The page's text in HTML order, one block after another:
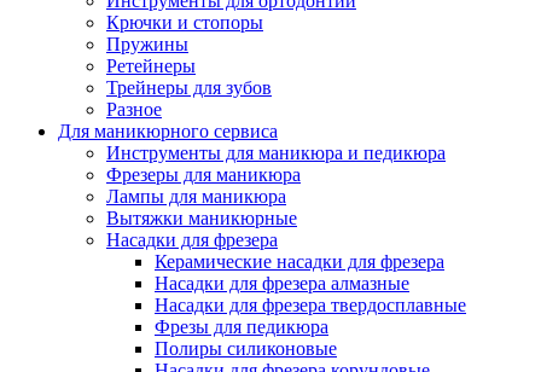
Крючки и стопоры
Пружины
Ретейнеры
Трейнеры для зубов
Разное
Для маникюрного сервиса
Инструменты для маникюра и педикюра
Фрезеры для маникюра
Лампы для маникюра
Вытяжки маникюрные
Насадки для фрезера
Керамические насадки для фрезера
Насадки для фрезера алмазные
Насадки для фрезера твердосплавные
Фрезы для педикюра
Полиры силиконовые